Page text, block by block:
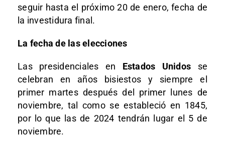
seguir hasta el próximo 20 de enero, fecha de
la investidura final.
La fecha de las elecciones
Las presidenciales en Estados Unidos se
celebran en años bisiestos y siempre el
primer martes después del primer lunes de
noviembre, tal como se estableció en 1845,
por lo que las de 2024 tendrán lugar el 5 de
noviembre.